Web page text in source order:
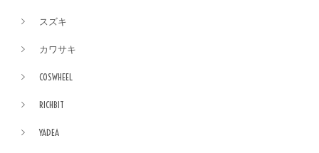
スズキ
カワサキ
COSWHEEL
RICHBIT
YADEA